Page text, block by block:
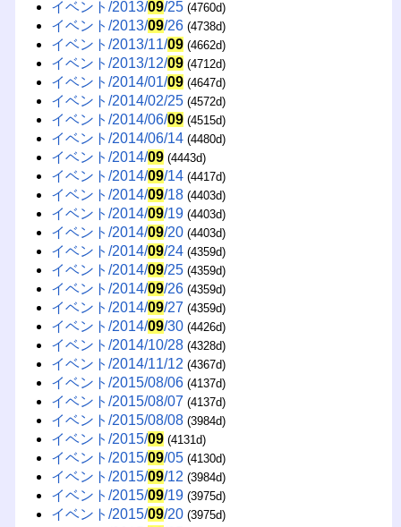
イベント/2013/09/25 (4760d)
イベント/2013/09/26 (4738d)
イベント/2013/11/09 (4662d)
イベント/2013/12/09 (4712d)
イベント/2014/01/09 (4647d)
イベント/2014/02/25 (4572d)
イベント/2014/06/09 (4515d)
イベント/2014/06/14 (4480d)
イベント/2014/09 (4443d)
イベント/2014/09/14 (4417d)
イベント/2014/09/18 (4403d)
イベント/2014/09/19 (4403d)
イベント/2014/09/20 (4403d)
イベント/2014/09/24 (4359d)
イベント/2014/09/25 (4359d)
イベント/2014/09/26 (4359d)
イベント/2014/09/27 (4359d)
イベント/2014/09/30 (4426d)
イベント/2014/10/28 (4328d)
イベント/2014/11/12 (4367d)
イベント/2015/08/06 (4137d)
イベント/2015/08/07 (4137d)
イベント/2015/08/08 (3984d)
イベント/2015/09 (4131d)
イベント/2015/09/05 (4130d)
イベント/2015/09/12 (3984d)
イベント/2015/09/19 (3975d)
イベント/2015/09/20 (3975d)